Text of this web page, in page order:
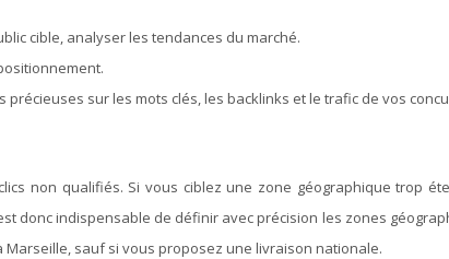
cible, analyser les tendances du marché.
sur les mots clés, les backlinks et le trafic de vos
non qualifiés. Si vous ciblez une zone géographique trop
donc indispensable de définir avec précision les zones
sauf si vous proposez une livraison nationale.